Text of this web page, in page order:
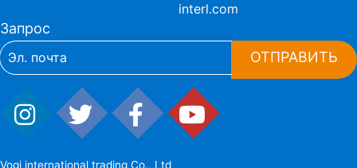
interl.com
Запрос
ОТПРАВИТЬ
Vogi international trading Co., Ltd